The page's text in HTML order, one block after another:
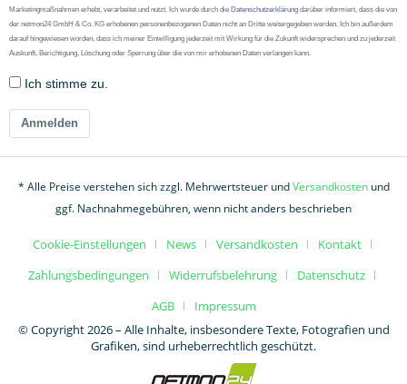
Marketingmaßnahmen erhebt, verarbeitet und nutzt. Ich wurde durch die Datenschutzerklärung darüber informiert, dass die von
der netmon24 GmbH & Co. KG erhobenen personenbezogenen Daten nicht an Dritte weitergegeben werden. Ich bin außerdem
darauf hingewiesen worden, dass ich meiner Einwilligung jederzeit mit Wirkung für die Zukunft widersprechen und zu jederzeit
Auskunft, Berichtigung, Löschung oder Sperrung über die von mir erhobenen Daten verlangen kann.
Ich stimme zu.
Anmelden
* Alle Preise verstehen sich zzgl. Mehrwertsteuer undVersandkostenund
ggf. Nachnahmegebühren, wenn nicht anders beschrieben
Cookie-Einstellungen News Versandkosten
Kontakt
Zahlungsbedingungen
Widerrufsbelehrung
Datenschutz
AGB
Impressum
© Copyright 2026 – Alle Inhalte, insbesondere Texte, Fotografien und
Grafiken, sind urheberrechtlich geschützt.